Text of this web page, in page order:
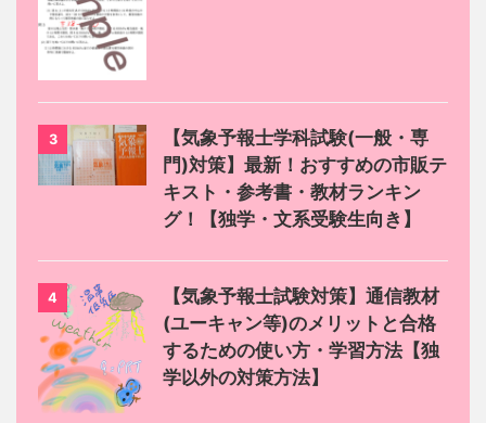
3
【気象予報士学科試験(一般・専
門)対策】最新！おすすめの市販テ
キスト・参考書・教材ランキン
グ！【独学・文系受験生向き】
4
【気象予報士試験対策】通信教材
(ユーキャン等)のメリットと合格
するための使い方・学習方法【独
学以外の対策方法】